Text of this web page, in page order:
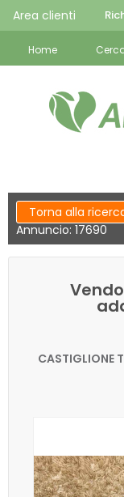
Area clienti
Home
Torna alla
Annuncio: 17690
CASTIGLIONE